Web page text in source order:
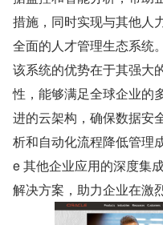
措施，同时实现与其他人
全面的人才管理生态系统。
该系统的优势在于其强大
性，能够满足全球企业的
进的云架构，确保数据安
析和自动化流程降低管理
e 其他企业应用的深度集
解决方案，助力企业在激